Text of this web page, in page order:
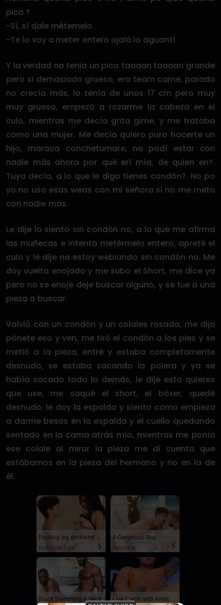
pico ?
-Sí, sí dale métemelo.
-Te lo voy a meter entero ojalá lo aguantí
Y la verdad no tenia un pico taaaan taaaan grande
pero si demasiado grueso, era team carne, parado
no crecía más, lo tenía de unos 17 cm pero muy
muy grueso, empezó a rozarme la cabeza en el
culo, mientras me decía grita gime, y me trataba
como una mujer. Me decía quiero puro hacerte un
hijo, maraca conchetumare, no podí estar con
nadie más ahora por qué erí mía, de quien eri?.
Tuya decía, a lo que le digo tienes condón?. No po
yo no uso esas weas con mi señora si no me meto
con nadie más.
Le dije lo siento sin condón no, a lo que me afirma
las muñecas e intenta metérmelo entero, apreté el
culo y le dije no estoy webiando sin condón no. Me
doy vuelta enojado y me subo el Short, me dice ya
pero no se enoje deje buscar alguno, y se fue a una
pieza a buscar.
Volvió con un condón y un colales rosado, me dijo
pónete eso y ven, me tiró el condón a los pies y se
metió a la pieza, entré y estaba completamente
desnudo, se estaba sacando la polera y ya se
había sacado todo lo demás, le dije esto quieres
que use, me saqué el short, el bóxer, quedé
desnudo, le doy la espalda y siento como empieza
a darme besos en la espalda y el cuello quedando
sentado en la cama atrás mío, mientras me ponía
ese colale al mirar la pieza me di cuenta que
estábamos en la pieza del hermano y no en la de
él.
Fucking my girlfriend's hot mommy by mistake
RedhandsTube
A Gorgeous Boy
SayUncle
Black Slamming A Nerd Live Cams with Amateur Men